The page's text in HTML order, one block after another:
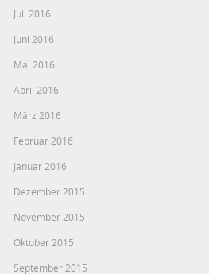
Juli 2016
Juni 2016
Mai 2016
April 2016
März 2016
Februar 2016
Januar 2016
Dezember 2015
November 2015
Oktober 2015
September 2015